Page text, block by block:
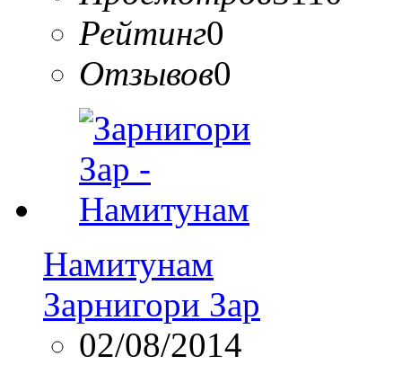
Рейтинг0
Отзывов0
Намитунам
Зарнигори Зар
02/08/2014